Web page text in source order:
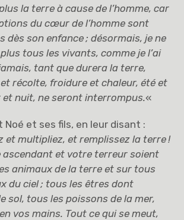
la terre à cause de l’homme, car
du cœur de l’homme sont
dès son enfance ; désormais, je ne
tous les vivants, comme je l’ai
tant que durera la terre,
récolte, froidure et chaleur, été et
et nuit, ne seront interrompus.«
Noé et ses fils, en leur disant :
et multipliez, et remplissez la terre !
ascendant et votre terreur soient
animaux de la terre et sur tous
du ciel; tous les êtres dont
sol, tous les poissons de la mer,
vos mains. Tout ce qui se meut,